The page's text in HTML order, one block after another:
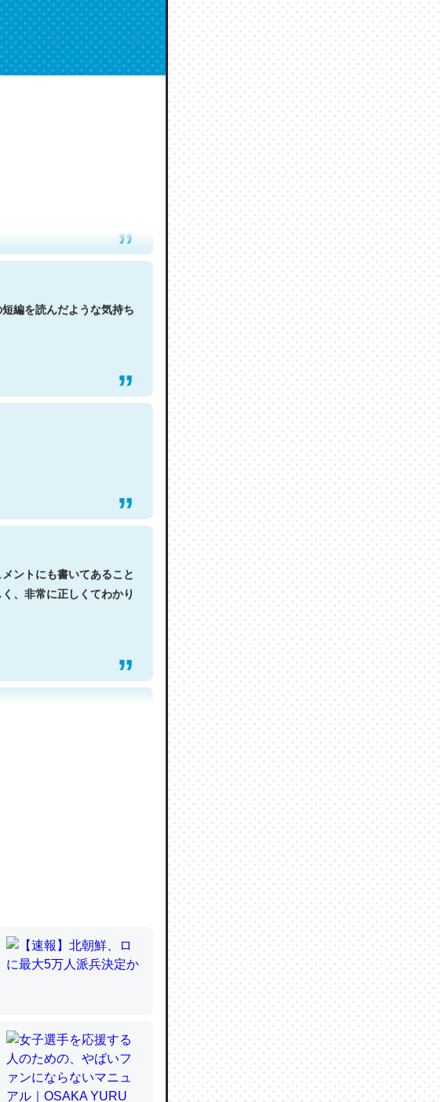
少しでも読める人は原文
hit. Shit.
編を読んだような気持ち
ントにも書いてあること
、非常に正しくてわかり
小説でいう「ずっと前
化すればするほど分かり
に関する新仮説